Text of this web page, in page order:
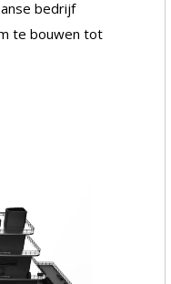
bedrijf
te bouwen tot